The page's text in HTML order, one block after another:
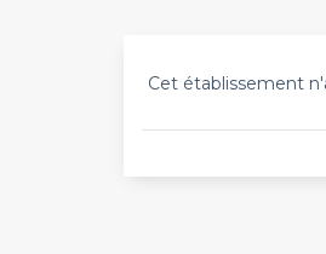
Cet établissement